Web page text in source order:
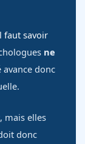
faut savoir
ne
avance donc
mais elles
donc